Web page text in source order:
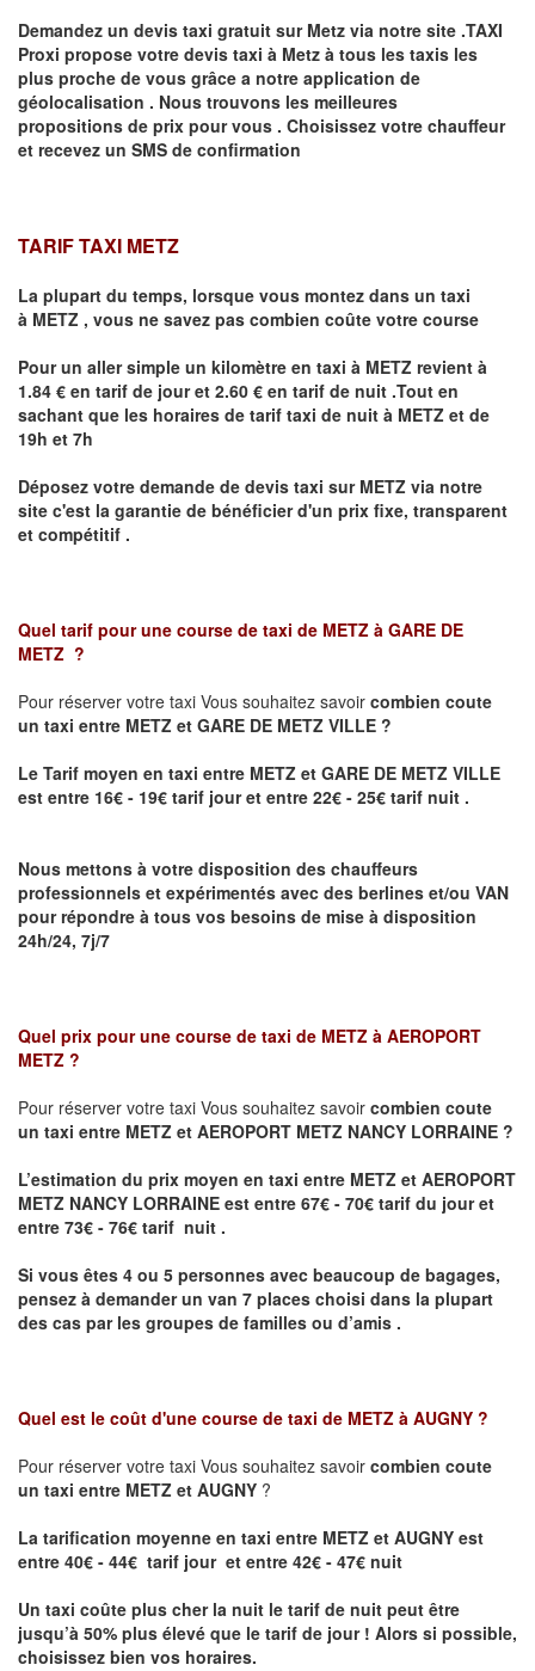
Demandez un devis taxi gratuit sur Metz via notre site .TAXI
Proxi propose votre devis taxi à Metz à tous les taxis les
plus proche de vous grâce a notre application de
géolocalisation . Nous trouvons les meilleures
propositions de prix pour vous . Choisissez votre chauffeur
et recevez un SMS de confirmation
TARIF TAXI METZ
La plupart du temps, lorsque vous montez dans un taxi
à METZ , vous ne savez pas combien coûte votre course
Pour un aller simple un kilomètre en taxi à METZ revient à
1.84 € en tarif de jour et 2.60 € en tarif de nuit .Tout en
sachant que les horaires de tarif taxi de nuit à METZ et de
19h et 7h
Déposez votre demande de devis taxi sur METZ via notre
site c'est la garantie de bénéficier d'un prix fixe, transparent
et compétitif .
Quel tarif pour une course de taxi de METZ à GARE DE
METZ ?
Pour réserver votre taxi Vous souhaitez savoir combien coute
un taxi entre METZ et GARE DE METZ VILLE ?
Le Tarif moyen en taxi entre METZ et GARE DE METZ VILLE
est entre 16€ - 19€ tarif jour et entre 22€ - 25€ tarif nuit .
Nous mettons à votre disposition des chauffeurs
professionnels et expérimentés avec des berlines et/ou VAN
pour répondre à tous vos besoins de mise à disposition
24h/24, 7j/7
Quel prix pour une course de taxi de METZ à AEROPORT
METZ ?
Pour réserver votre taxi Vous souhaitez savoir combien coute
un taxi entre METZ et AEROPORT METZ NANCY LORRAINE ?
L’estimation du prix moyen en taxi entre METZ et AEROPORT
METZ NANCY LORRAINE est entre 67€ - 70€ tarif du jour et
entre 73€ - 76€ tarif nuit .
Si vous êtes 4 ou 5 personnes avec beaucoup de bagages,
pensez à demander un van 7 places choisi dans la plupart
des cas par les groupes de familles ou d’amis .
Quel est le coût d'une course de taxi de METZ à AUGNY ?
Pour réserver votre taxi Vous souhaitez savoir combien coute
un taxi entre METZ et AUGNY ?
La tarification moyenne en taxi entre METZ et AUGNY est
entre 40€ - 44€ tarif jour et entre 42€ - 47€ nuit
Un taxi coûte plus cher la nuit le tarif de nuit peut être
jusqu’à 50% plus élevé que le tarif de jour ! Alors si possible,
choisissez bien vos horaires.